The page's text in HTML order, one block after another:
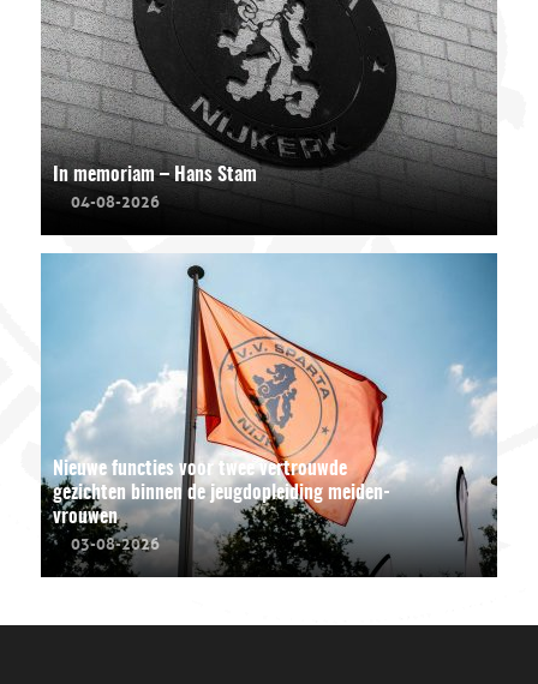
In memoriam – Hans Stam
04-08-2026
Nieuwe functies voor twee vertrouwde
gezichten binnen de jeugdopleiding meiden-
vrouwen
03-08-2026